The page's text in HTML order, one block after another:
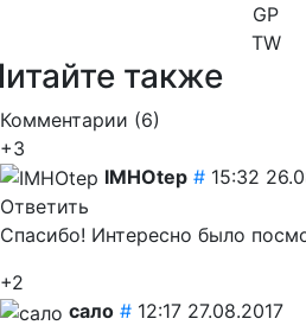
GP
TW
также
Комментарии (6)
+3
IMHOtep # 15:32
Ответить
Спасибо! Интересно было
+2
сало # 12:17 27.08.2017